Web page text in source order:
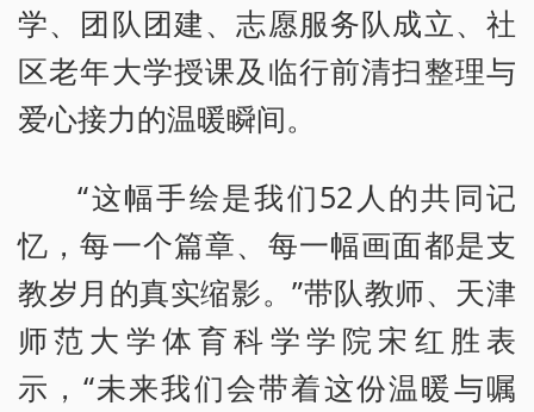
学、团队团建、志愿服务队成立、社
区老年大学授课及临行前清扫整理与
爱心接力的温暖瞬间。
“这幅手绘是我们52人的共同记
忆，每一个篇章、每一幅画面都是支
教岁月的真实缩影。”带队教师、天津
师范大学体育科学学院宋红胜表
示，“未来我们会带着这份温暖与嘱